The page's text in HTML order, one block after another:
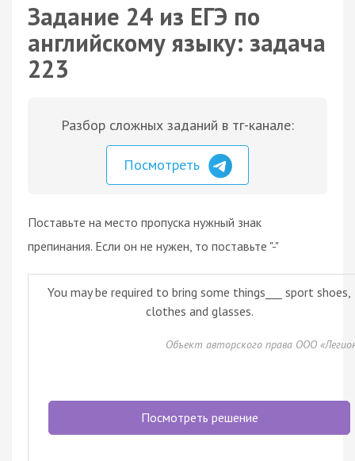
Задание 24 из ЕГЭ по
английскому языку: задача
223
Разбор сложных заданий в тг-канале:
Посмотреть
Поставьте на место пропуска нужный знак
препинания. Если он не нужен, то поставьте "-"
You may be required to bring some things___ sport shoes,
clothes and glasses.
Объект авторского права ООО
Посмотреть решение